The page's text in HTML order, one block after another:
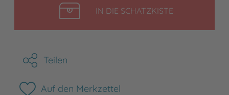
IN DIE SCHATZKISTELEGEN
Teilen
Auf den Merkzettel